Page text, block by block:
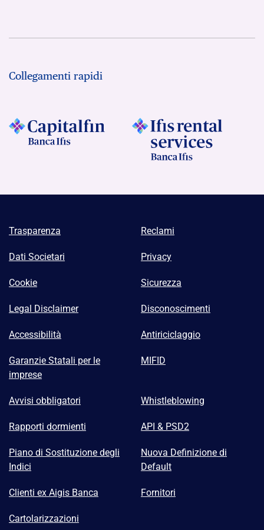
Collegamenti rapidi
Trasparenza Reclami
Dati Societari Privacy
Cookie Sicurezza
Legal Disclaimer Disconoscimenti
Accessibilità Antiriciclaggio
Garanzie Statali per le
imprese
MIFID
Avvisi obbligatori Whistleblowing
Rapporti dormienti API & PSD2
Piano di Sostituzione degli
Indici
Nuova Definizione di
Default
Clienti ex Aigis Banca Fornitori
Cartolarizzazioni